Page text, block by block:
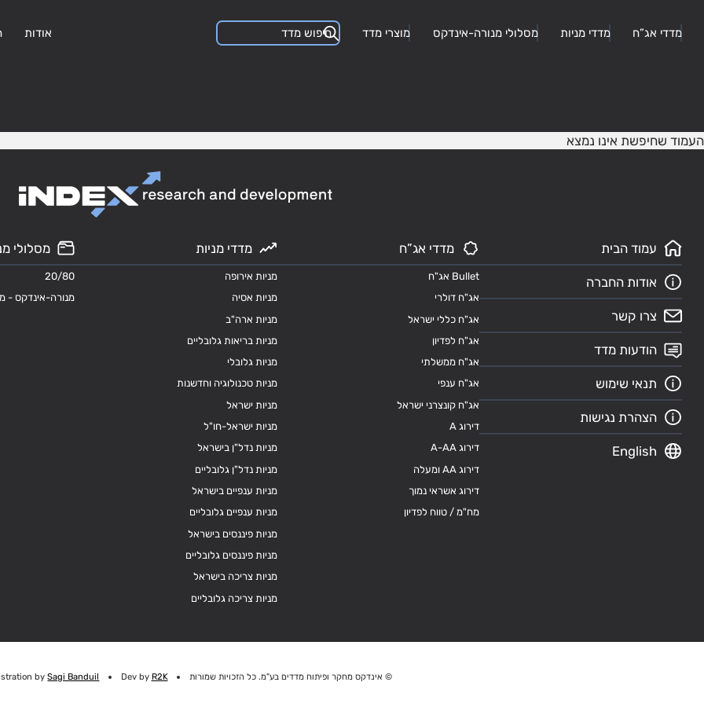
מדדי אג”ח מדדי מניות מסלולי מנורה-אינדקס מוצרי מדד אודות
העמוד שחיפשת אינו נמצא
עמוד הבית
אודות החברה
צרו קשר
הודעות מדד
תנאי שימוש
הצהרת נגישות
English
מדדי אג”ח
Bullet אג"ח
אג"ח דולרי
אג"ח כללי ישראל
אג"ח לפדיון
אג"ח ממשלתי
אג"ח ענפי
אג"ח קונצרני ישראל
דירוג A
דירוג A-AA
דירוג AA ומעלה
דירוג אשראי נמוך
מח"מ / טווח לפדיון
מדדי מניות
מניות אירופה
מניות אסיה
מניות ארה"ב
מניות בריאות גלובליים
מניות גלובלי
מניות טכנולוגיה וחדשנות
מניות ישראל
מניות ישראל-חו"ל
מניות נדל"ן בישראל
מניות נדל"ן גלובליים
מניות ענפיים בישראל
מניות ענפיים גלובליים
מניות פיננסים בישראל
מניות פיננסים גלובליים
מניות צריכה בישראל
מניות צריכה גלובליים
מסלולי
20/80
מנורה-אינדקס -
© אינדקס מחקר ופיתוח מדדים בע"מ. כל הזכויות שמורות Dev by R2K
bySagi Banduil